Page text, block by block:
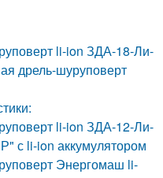
li-ion ЗДА-18-Ли-
дрель-шуруповерт
li-ion ЗДА-12-Ли-
с li-ion аккумулятором
Энергомаш li-